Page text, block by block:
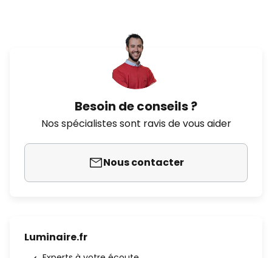
Besoin de conseils ?
Nos spécialistes sont ravis de vous aider
Nous contacter
Luminaire.fr